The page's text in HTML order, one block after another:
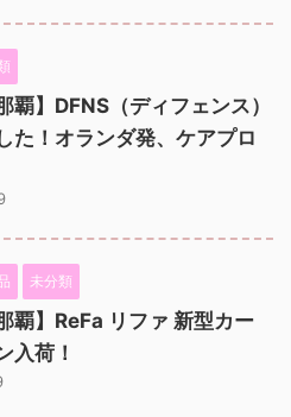
覇】DFNS（ディフェンス）
た！オランダ発、ケアプロ
未分類
覇】ReFa リファ 新型カー
入荷！